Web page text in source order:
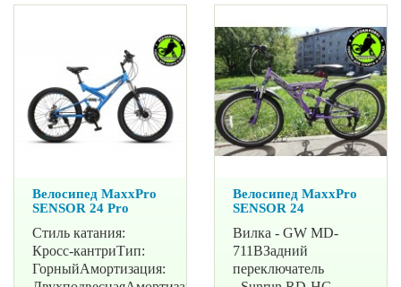
Велосипед MaxxPro
SENSOR 24 Pro
Стиль катания:
Кросс-кантриТип:
ГорныйАмортизация:
Велосипед MaxxPro
SENSOR 24
Вилка - GW MD-
711BЗадний
переключатель